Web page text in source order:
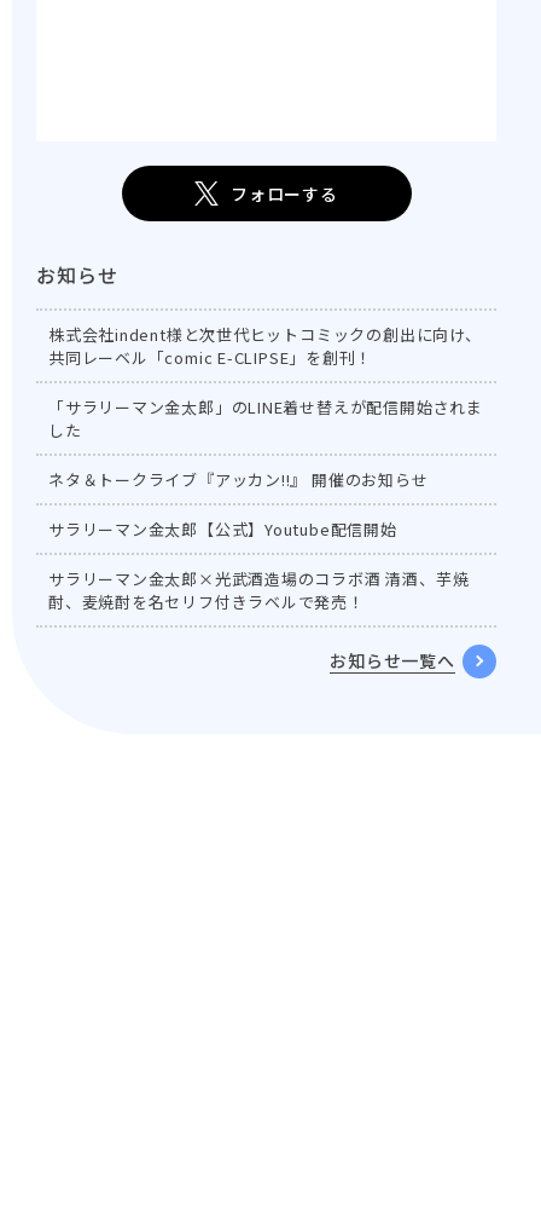
フォローする
お知らせ
株式会社indent様と次世代ヒットコミックの創出に向け、
共同レーベル「comic E-CLIPSE」を創刊！
「サラリーマン金太郎」のLINE着せ替えが配信開始されま
した
ネタ＆トークライブ『アッカン!!』 開催のお知らせ
サラリーマン金太郎【公式】Youtube配信開始
サラリーマン金太郎×光武酒造場のコラボ酒 清酒、芋焼
酎、麦焼酎を名セリフ付きラベルで発売！
お知らせ一覧へ